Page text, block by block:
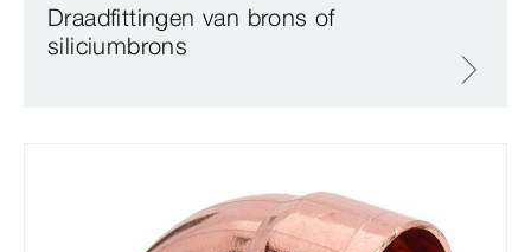
Draadfittingen van brons of
siliciumbrons